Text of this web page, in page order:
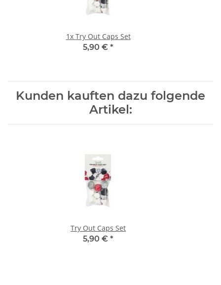
1x Try Out Caps Set
5,90 € *
Kunden kauften dazu folgende
Artikel:
Try Out Caps Set
5,90 € *